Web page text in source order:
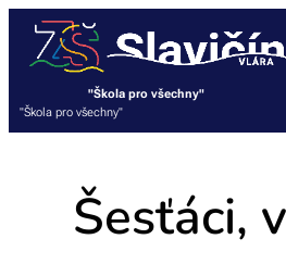
"Škola pro všechny"
"Škola pro všechny"
Šesťáci,